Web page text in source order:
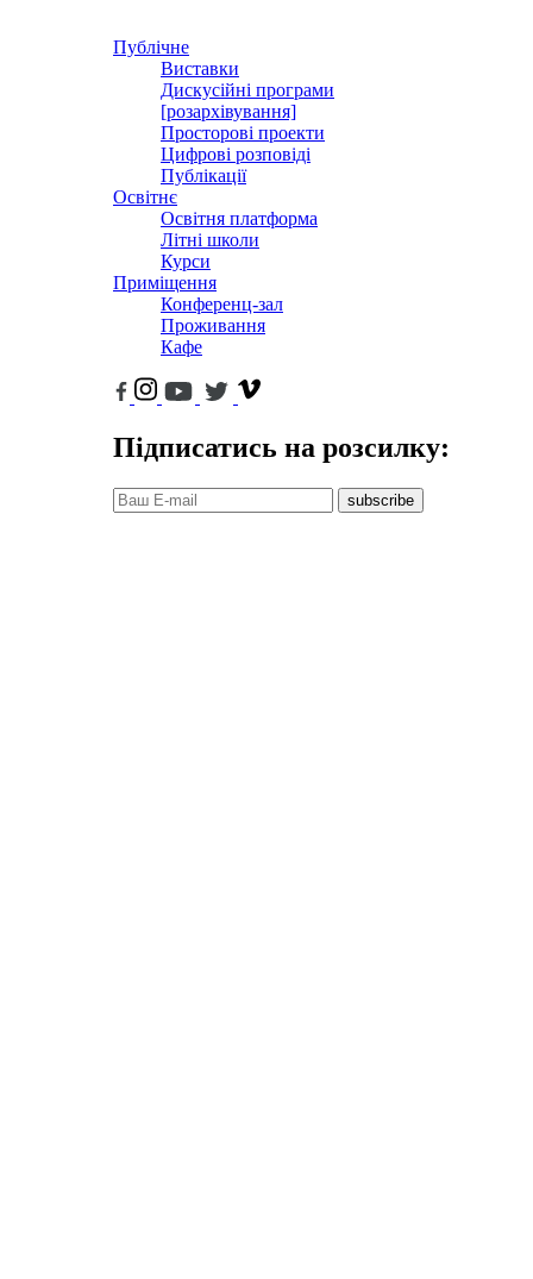
Публічне
Виставки
Дискусійні програми
[розархівування]
Просторові проекти
Цифрові розповіді
Публікації
Освітнє
Освітня платформа
Літні школи
Курси
Приміщення
Конференц-зал
Проживання
Кафе
Підписатись на розсилку:
subscribe